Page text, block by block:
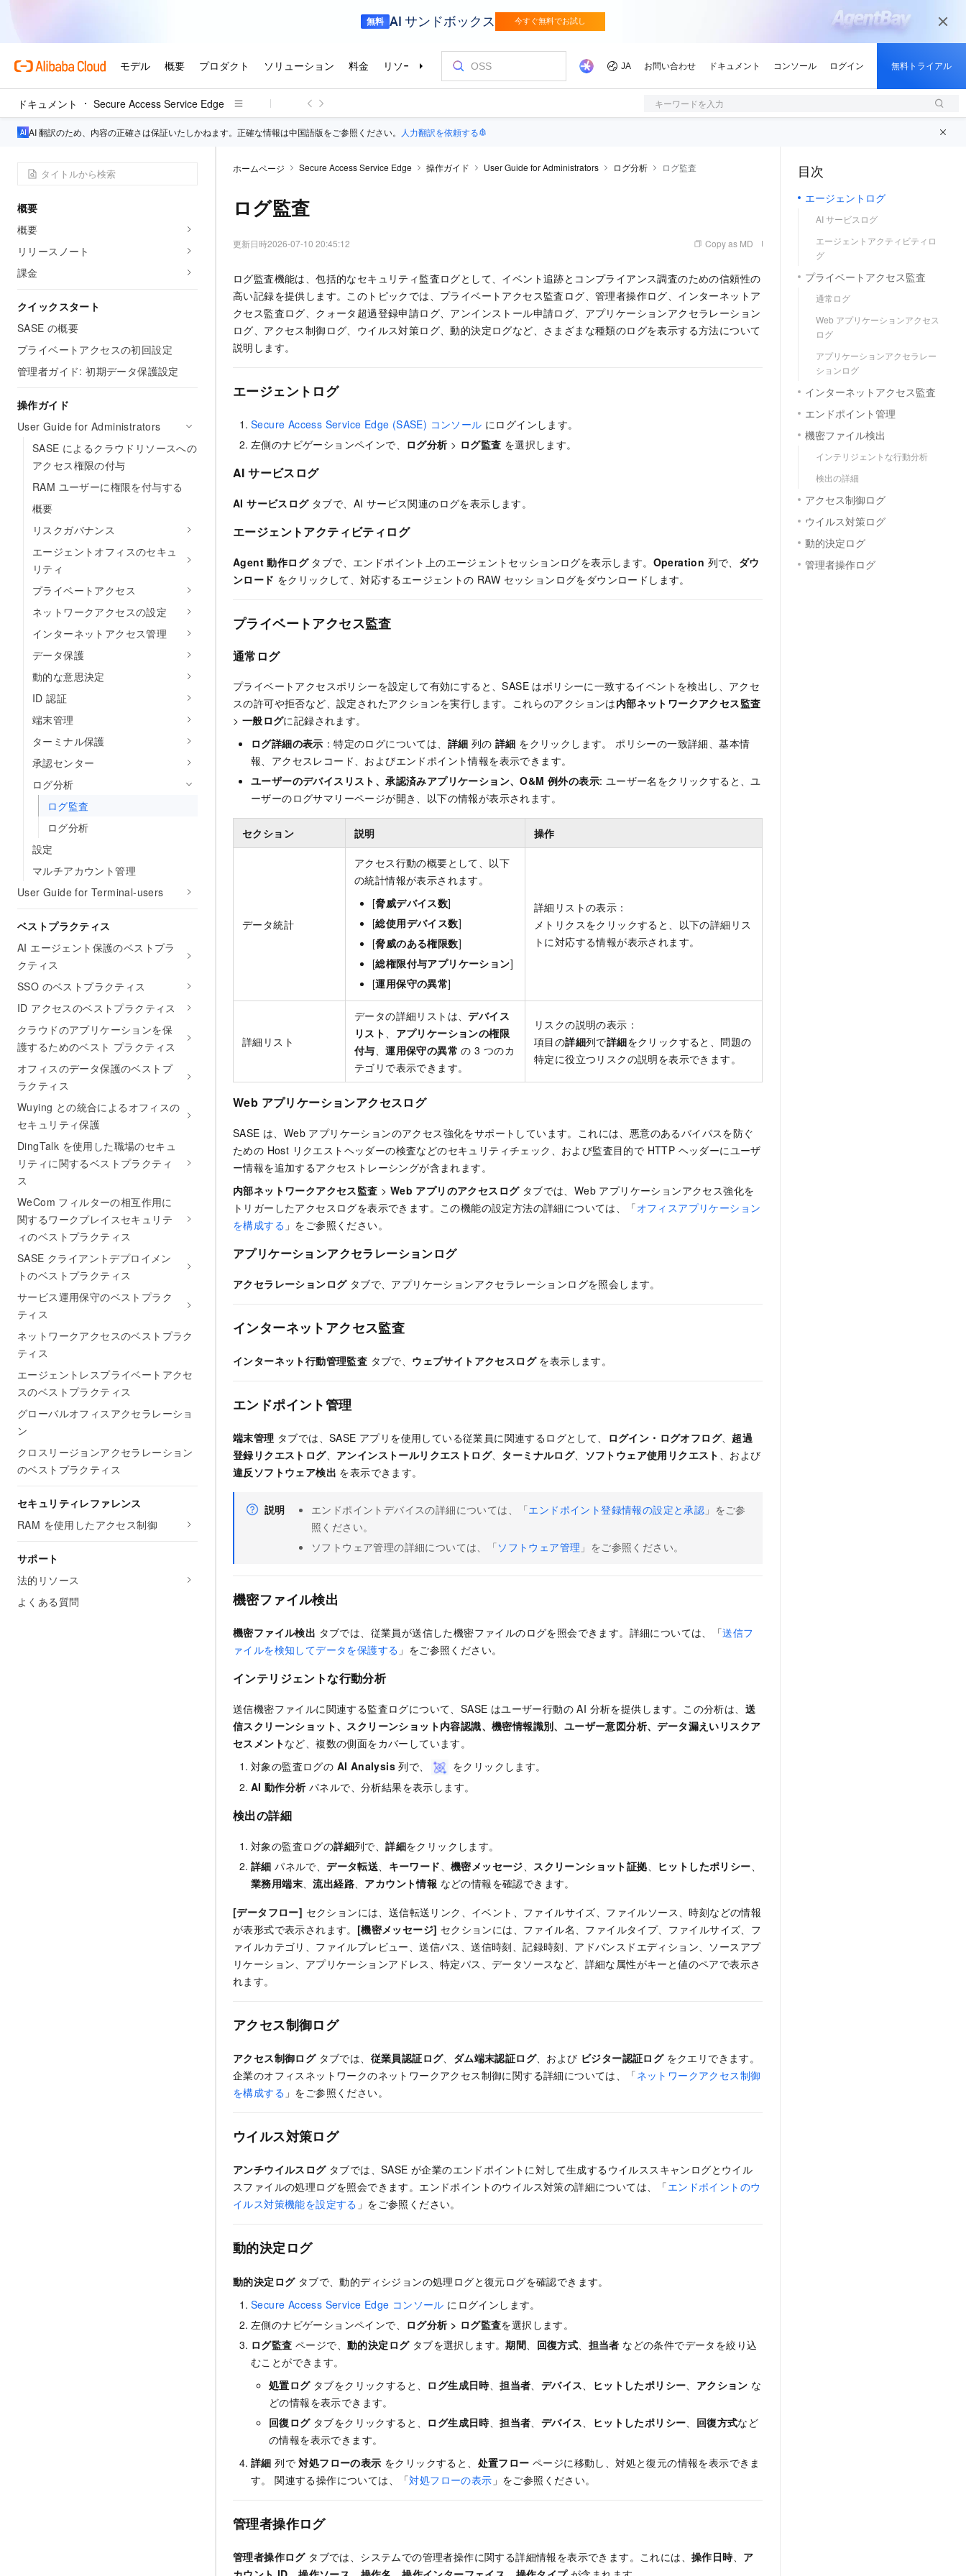
ドキュメント Secure Access Service Edge キーワードを入力
AI 翻訳のため、内容の正確さは保証いたしかねます。正確な情報は中国語版をご参照ください。 人力翻訳を依頼する
概要
概要
リリースノート
課金
クイックスタート
SASE の概要
プライベートアクセスの初回設定
管理者ガイド: 初期データ保護設定
操作ガイド
User Guide for Administrators
SASE によるクラウドリソースへの
アクセス権限の付与
RAM ユーザーに権限を付与する
概要
リスクガバナンス
エージェントオフィスのセキュ
リティ
プライベートアクセス
ネットワークアクセスの設定
インターネットアクセス管理
データ保護
動的な意思決定
ID 認証
端末管理
ターミナル保護
承認センター
ログ分析
ログ監査
ログ分析
設定
マルチアカウント管理
User Guide for Terminal-users
ベストプラクティス
AI エージェント保護のベストプラ
クティス
SSO のベストプラクティス
ID アクセスのベストプラクティス
クラウドのアプリケーションを保
護するためのベスト プラクティス
オフィスのデータ保護のベストプ
ラクティス
Wuying との統合によるオフィスの
セキュリティ保護
DingTalk を使用した職場のセキュ
リティに関するベストプラクティ
ス
WeCom フィルターの相互作用に
関するワークプレイスセキュリテ
ィのベストプラクティス
SASE クライアントデプロイメン
トのベストプラクティス
サービス運用保守のベストプラク
ティス
ネットワークアクセスのベストプラク
ティス
エージェントレスプライベートアクセ
スのベストプラクティス
グローバルオフィスアクセラレーショ
ン
クロスリージョンアクセラレーション
のベストプラクティス
セキュリティレファレンス
RAM を使用したアクセス制御
サポート
法的リソース
よくある質問
ホームページ Secure Access Service Edge 操作ガイド User Guide for Administrators ログ分析 ログ監査
ログ監査
更新日時2026-07-10 20:45:12 Copy as MD
ログ監査機能は、包括的なセキュリティ監査ログとして、イベント追跡とコンプライアンス調査のための信頼性の
高い記録を提供します。このトピックでは、プライベートアクセス監査ログ、管理者操作ログ、インターネットア
クセス監査ログ、クォータ超過登録申請ログ、アンインストール申請ログ、アプリケーションアクセラレーション
ログ、アクセス制御ログ、ウイルス対策ログ、動的決定ログなど、さまざまな種類のログを表示する方法について
説明します。
エージェントログ
Secure Access Service Edge (SASE) コンソール にログインします。
左側のナビゲーションペインで、 ログ分析> ログ監査 を選択します。
AI サービスログ
AI サービスログタブで、AI サービス関連のログを表示します。
エージェントアクティビティログ
Agent 動作ログタブで、エンドポイント上のエージェントセッションログを表示します。 Operation 列で、 ダウ
ンロード をクリックして、対応するエージェントの RAW セッションログをダウンロードします。
プライベートアクセス監査
通常ログ
プライベートアクセスポリシーを設定して有効にすると、SASE はポリシーに一致するイベントを検出し、アクセ
スの許可や拒否など、設定されたアクションを実行します。これらのアクションは内部ネットワークアクセス監査
> 一般ログに記録されます。
ログ詳細の表示 ：特定のログについては、 詳細 列の詳細 をクリックします。 ポリシーの一致詳細、基本情
報、アクセスレコード、およびエンドポイント情報を表示できます。
ユーザーのデバイスリスト、承認済みアプリケーション、O&M 例外の表示: ユーザー名をクリックすると、ユ
ーザーのログサマリーページが開き、以下の情報が表示されます。
セクション 説明 操作
データ統計
アクセス行動の概要として、以下
の統計情報が表示されます。
[脅威デバイス数]
[総使用デバイス数]
[脅威のある権限数]
[総権限付与アプリケーション]
[運用保守の異常]
詳細リストの表示：
メトリクスをクリックすると、以下の詳細リス
トに対応する情報が表示されます。
詳細リスト
データの詳細リストは、デバイス
リスト、 アプリケーションの権限
付与、運用保守の異常 の 3 つのカ
テゴリで表示できます。
リスクの説明の表示：
項目の詳細列で詳細をクリックすると、問題の
特定に役立つリスクの説明を表示できます。
Web アプリケーションアクセスログ
SASE は、Web アプリケーションのアクセス強化をサポートしています。これには、悪意のあるバイパスを防ぐ
ための Host リクエストヘッダーの検査などのセキュリティチェック、および監査目的で HTTP ヘッダーにユーザ
ー情報を追加するアクセストレーシングが含まれます。
内部ネットワークアクセス監査 > Web アプリのアクセスログタブでは、Web アプリケーションアクセス強化を
トリガーしたアクセスログを表示できます。この機能の設定方法の詳細については、「オフィスアプリケーション
を構成する 」をご参照ください。
アプリケーションアクセラレーションログ
アクセラレーションログタブで、アプリケーションアクセラレーションログを照会します。
インターネットアクセス監査
インターネット行動管理監査 タブで、 ウェブサイトアクセスログを表示します。
エンドポイント管理
端末管理 タブでは、SASE アプリを使用している従業員に関連するログとして、 ログイン・ログオフログ、 超過
登録リクエストログ、 アンインストールリクエストログ、 ターミナルログ、 ソフトウェア使用リクエスト 、および
違反ソフトウェア検出 を表示できます。
説明 エンドポイントデバイスの詳細については、「エンドポイント登録情報の設定と承認 」をご参
照ください。
ソフトウェア管理の詳細については、「ソフトウェア管理 」をご参照ください。
機密ファイル検出
機密ファイル検出 タブでは、従業員が送信した機密ファイルのログを照会できます。詳細については、「送信フ
ァイルを検知してデータを保護する 」をご参照ください。
インテリジェントな行動分析
送信機密ファイルに関連する監査ログについて、SASE はユーザー行動の AI 分析を提供します。この分析は、 送
信スクリーンショット、スクリーンショット内容認識、機密情報識別、ユーザー意図分析、データ漏えいリスクア
セスメントなど、複数の側面をカバーしています。
対象の監査ログの AI Analysis 列で、
をクリックします。
AI 動作分析パネルで、分析結果を表示します。
検出の詳細
対象の監査ログの詳細列で、詳細をクリックします。
詳細 パネルで、データ転送、 キーワード、機密メッセージ、 スクリーンショット証拠、 ヒットしたポリシー、
業務用端末、流出経路、 アカウント情報 などの情報を確認できます。
[データフロー] セクションには、送信転送リンク、イベント、ファイルサイズ、ファイルソース、時刻などの情報
が表形式で表示されます。 [機密メッセージ] セクションには、ファイル名、ファイルタイプ、ファイルサイズ、フ
ァイルカテゴリ、ファイルプレビュー、送信パス、送信時刻、記録時刻、アドバンスドエディション、ソースアプ
リケーション、アプリケーションアドレス、特定パス、データソースなど、詳細な属性がキーと値のペアで表示さ
れます。
アクセス制御ログ
アクセス制御ログタブでは、 従業員認証ログ、 ダム端末認証ログ、および ビジター認証ログをクエリできます。
企業のオフィスネットワークのネットワークアクセス制御に関する詳細については、「ネットワークアクセス制御
を構成する 」をご参照ください。
ウイルス対策ログ
アンチウイルスログタブでは、SASE が企業のエンドポイントに対して生成するウイルススキャンログとウイル
スファイルの処理ログを照会できます。エンドポイントのウイルス対策の詳細については、「エンドポイントのウ
イルス対策機能を設定する 」をご参照ください。
動的決定ログ
動的決定ログタブで、動的ディシジョンの処理ログと復元ログを確認できます。
Secure Access Service Edge コンソール にログインします。
左側のナビゲーションペインで、 ログ分析> ログ監査を選択します。
ログ監査 ページで、動的決定ログタブを選択します。期間 回復方式 担当者 などの条件でデータを絞り込
むことができます。
処置ログタブをクリックすると、 ログ生成日時、担当者 デバイス ヒットしたポリシー アクション な
どの情報を表示できます。
回復ログタブをクリックすると、 ログ生成日時、担当者 デバイス ヒットしたポリシー 回復方式など
の情報を表示できます。
詳細 列で対処フローの表示 をクリックすると、 处置フロー ページに移動し、対処と復元の情報を表示できま
す。 関連する操作については、「対処フローの表示 」をご参照ください。
管理者操作ログ
管理者操作ログタブでは、システムでの管理者操作に関する詳細情報を表示できます。これには、操作日時、 ア
目次
エージェントログ
AI サービスログ
エージェントアクティビティロ
グ
プライベートアクセス監査
通常ログ
Web アプリケーションアクセス
ログ
アプリケーションアクセラレー
ションログ
インターネットアクセス監査
エンドポイント管理
機密ファイル検出
インテリジェントな行動分析
検出の詳細
アクセス制御ログ
ウイルス対策ログ
動的決定ログ
管理者操作ログ